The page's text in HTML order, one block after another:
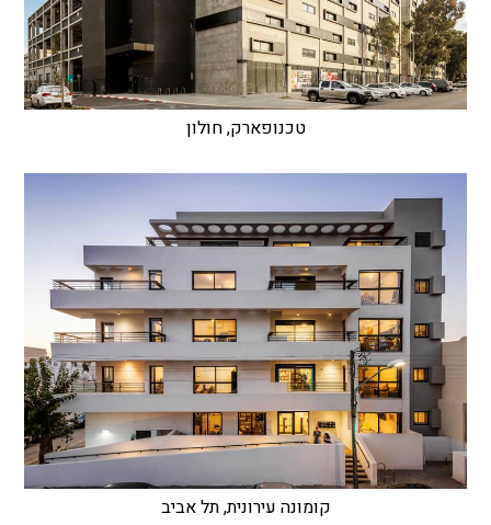
טכנופארק, חולון
קומונה עירונית, תל אביב